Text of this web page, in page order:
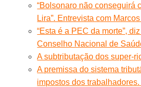
“Bolsonaro não conseguirá
Lira”. Entrevista com
“Esta é a PEC da morte”,
Conselho Nacional de
A subtributação dos super-
A premissa do sistema
impostos dos